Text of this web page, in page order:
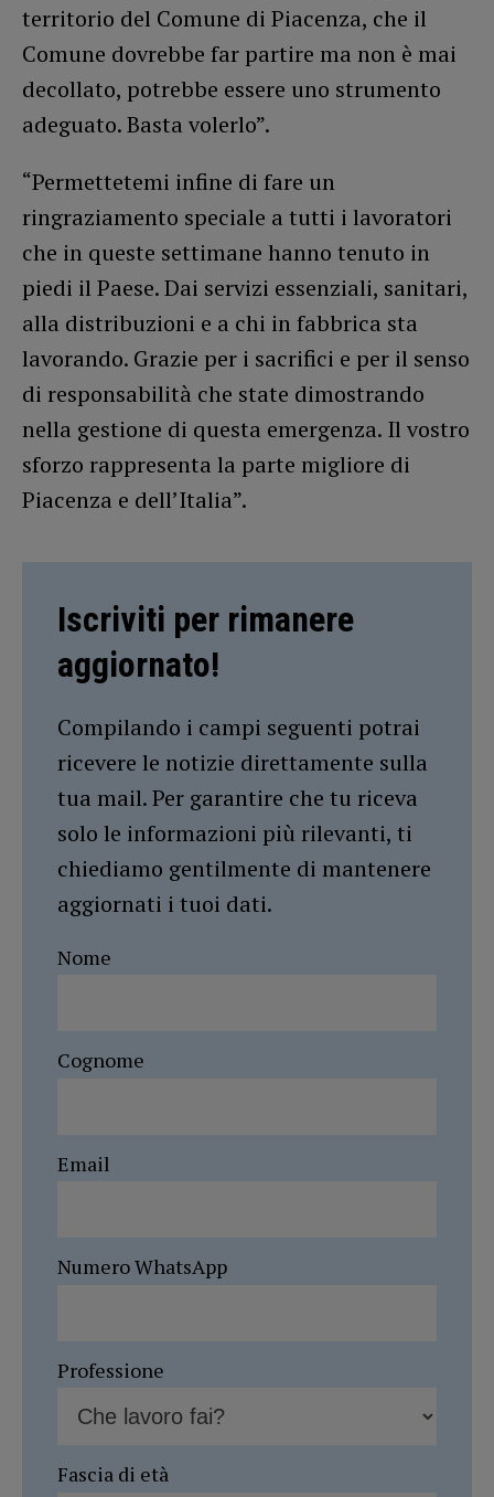
territorio del Comune di Piacenza, che il
Comune dovrebbe far partire ma non è mai
decollato, potrebbe essere uno strumento
adeguato. Basta volerlo”.
“Permettetemi infine di fare un
ringraziamento speciale a tutti i lavoratori
che in queste settimane hanno tenuto in
piedi il Paese. Dai servizi essenziali, sanitari,
alla distribuzioni e a chi in fabbrica sta
lavorando. Grazie per i sacrifici e per il senso
di responsabilità che state dimostrando
nella gestione di questa emergenza. Il vostro
sforzo rappresenta la parte migliore di
Piacenza e dell’Italia”.
Iscriviti per rimanere
aggiornato!
Compilando i campi seguenti potrai
ricevere le notizie direttamente sulla
tua mail. Per garantire che tu riceva
solo le informazioni più rilevanti, ti
chiediamo gentilmente di mantenere
aggiornati i tuoi dati.
Nome
Cognome
Email
Numero WhatsApp
Professione
Fascia di età